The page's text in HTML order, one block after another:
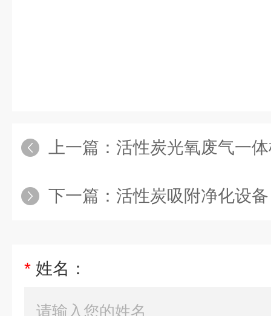
上一篇： 活性炭光氧废气一
下一篇： 活性炭吸附净化设备
* 姓名：